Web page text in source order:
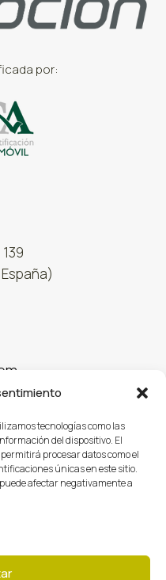
tecnologías como las
del dispositivo. El
procesar datos como el
únicas en este sitio.
afectar negativamente a
por: